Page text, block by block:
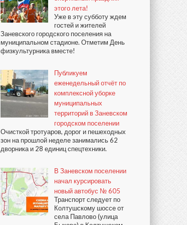
этого лета!
Уже в эту субботу ждем
гостей и жителей
Заневского городского поселения на
муниципальном стадионе. Отметим День
физкультурника вместе!
Публикуем
еженедельный отчёт по
комплексной уборке
муниципальных
территорий в Заневском
городском поселении
Очисткой тротуаров, дорог и пешеходных
зон на прошлой неделе занимались 62
дворника и 28 единиц спецтехники.
В Заневском поселении
начал курсировать
новый автобус № 605
Транспорт следует по
Колтушскому шоссе от
села Павлово (улица